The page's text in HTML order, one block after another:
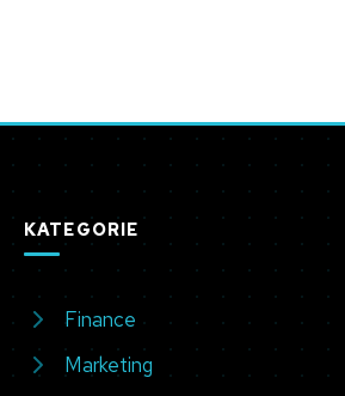
KATEGORIE
Finance
Marketing